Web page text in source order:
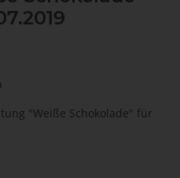
"Weiße Schokolade" für